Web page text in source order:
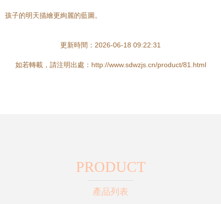
孩子的明天描繪更絢麗的藍圖。
更新時間：2026-06-18 09:22:31
如若轉載，請注明出處：http://www.sdwzjs.cn/product/81.html
PRODUCT
產品列表